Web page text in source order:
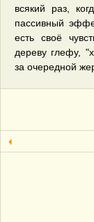
всякий раз,
пассивный
есть своё
дереву глефу,
за очередной